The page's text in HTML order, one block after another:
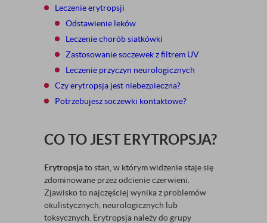
Leczenie erytropsji
Odstawienie leków
Leczenie chorób siatkówki
Zastosowanie soczewek z filtrem UV
Leczenie przyczyn neurologicznych
Czy erytropsja jest niebezpieczna?
Potrzebujesz soczewki kontaktowe?
CO TO JEST ERYTROPSJA?
Erytropsjato stan, w którym widzenie staje się
zdominowane przez odcienie czerwieni.
Zjawisko to najczęściej wynika z problemów
okulistycznych, neurologicznych lub
toksycznych. Erytropsja należy do grupy